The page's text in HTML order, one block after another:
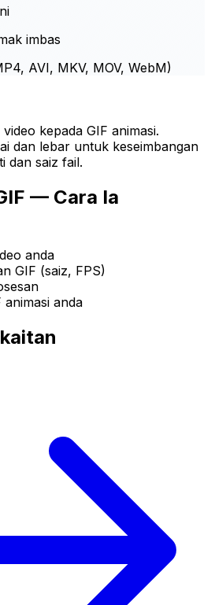
imbas
AVI, MKV, MOV, WebM)
kepada GIF animasi.
dan lebar untuk keseimbangan
dan saiz fail.
— Cara Ia
anda
GIF (saiz, FPS)
anda